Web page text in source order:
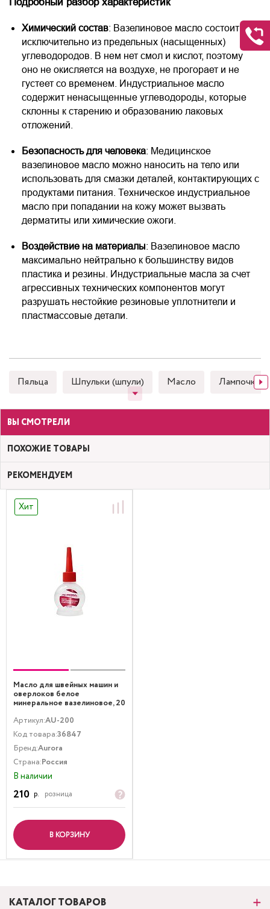
Химический состав: Вазелиновое масло состоит
исключительно из предельных (насыщенных)
углеводородов. В нем нет смол и кислот, поэтому
оно не окисляется на воздухе, не прогорает и не
густеет со временем. Индустриальное масло
содержит ненасыщенные углеводороды, которые
склонны к старению и образованию лаковых
отложений.
Безопасность для человека: Медицинское
вазелиновое масло можно наносить на тело или
использовать для смазки деталей, контактирующих с
продуктами питания. Техническое индустриальное
масло при попадании на кожу может вызвать
дерматиты или химические ожоги.
Воздействие на материалы: Вазелиновое масло
максимально нейтрально к большинству видов
пластика и резины. Индустриальные масла за счет
агрессивных технических компонентов могут
разрушать нестойкие резиновые уплотнители и
пластмассовые детали.
Пяльца Шпульки (шпули) Масло Лампочки
ВЫ СМОТРЕЛИ
ПОХОЖИЕ ТОВАРЫ
РЕКОМЕНДУЕМ
Хит
Масло для швейных машин и
оверлоков белое
минеральное вазелиновое, 20
Артикул:AU-200
Код товара:36847
Бренд:Aurora
Страна:Россия
В наличии
210 р. розница
В КОРЗИНУ
КАТАЛОГ ТОВАРОВ